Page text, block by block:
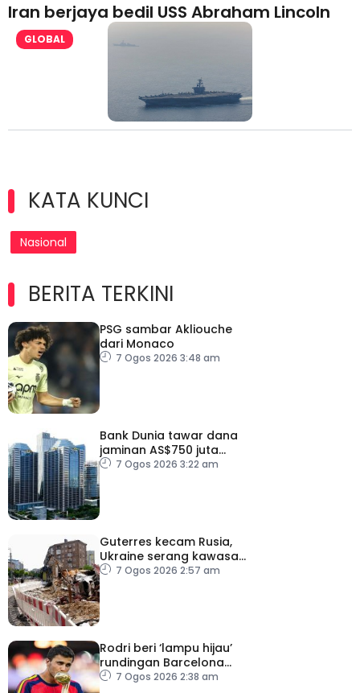
Iran berjaya bedil USS Abraham Lincoln
GLOBAL
KATA KUNCI
Nasional
BERITA TERKINI
PSG sambar Akliouche
dari Monaco
7 Ogos 2026 3:48 am
Bank Dunia tawar dana
jaminan AS$750 juta
kepada Indonesia bantu
7 Ogos 2026 3:22 am
Guterres kecam Rusia,
Ukraine serang kawasan
awam7 Ogos 2026 2:57 am
Rodri beri ‘lampu hijau’
rundingan Barcelona
dengan Man City
7 Ogos 2026 2:38 am